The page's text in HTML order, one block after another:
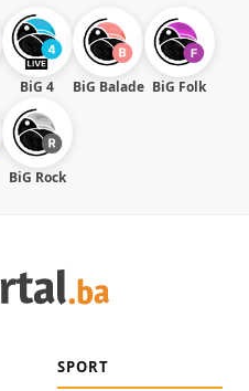
BiG 4 BiG Balade BiG Folk
BiG Rock
SPORT